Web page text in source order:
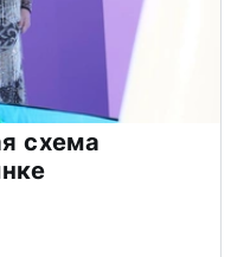
схема